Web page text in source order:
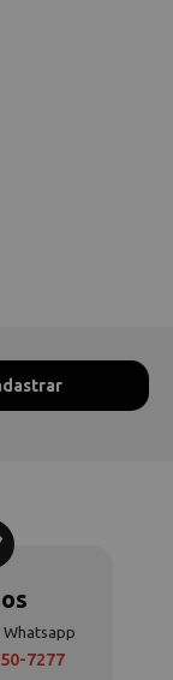
Whatsapp
7277